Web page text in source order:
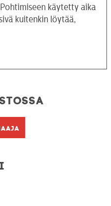
käytetty aika
kuitenkin löytää,